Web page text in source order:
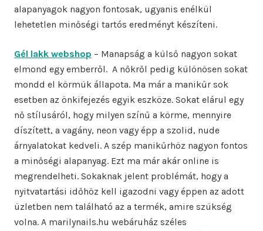
alapanyagok nagyon fontosak, ugyanis enélkül
lehetetlen minőségi tartós eredményt készíteni.
Gél lakk webshop – Manapság a külső nagyon sokat
elmond egy emberről. A nőkről pedig különösen sokat
mondd el körmük állapota. Ma már a manikűr sok
esetben az önkifejezés egyik eszköze. Sokat elárul egy
nő stílusáról, hogy milyen színű a körme, mennyire
díszített, a vagány, neon vagy épp a szolid, nude
árnyalatokat kedveli. A szép manikűrhöz nagyon fontos
a minőségi alapanyag. Ezt ma már akár online is
megrendelheti. Sokaknak jelent problémát, hogy a
nyitvatartási időhöz kell igazodni vagy éppen az adott
üzletben nem található az a termék, amire szükség
volna. A marilynails.hu webáruház széles